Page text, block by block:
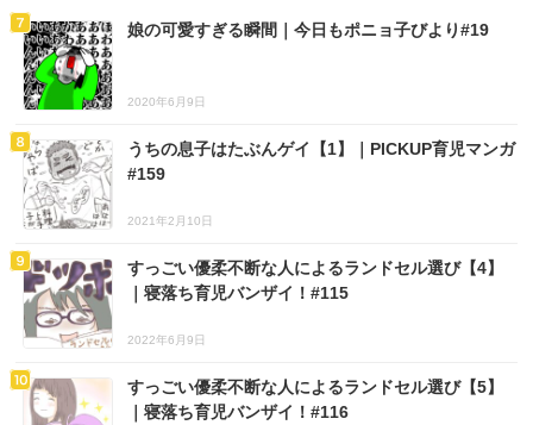
娘の可愛すぎる瞬間｜今日もポニョ子びより#19
2020年6月9日
うちの息子はたぶんゲイ【1】｜PICKUP育児マンガ
#159
2021年2月10日
すっごい優柔不断な人によるランドセル選び【4】
｜寝落ち育児バンザイ！#115
2022年6月9日
すっごい優柔不断な人によるランドセル選び【5】
｜寝落ち育児バンザイ！#116